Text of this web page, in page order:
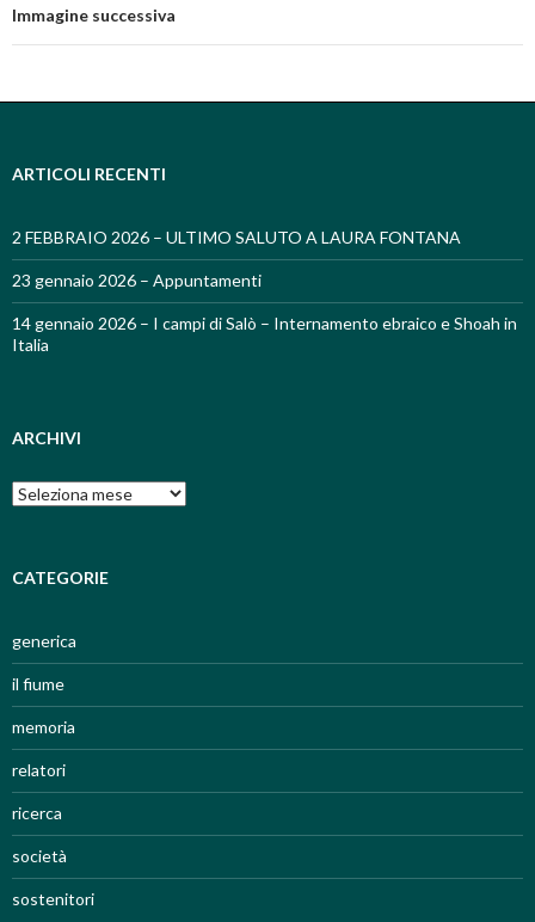
Immagine successiva
ARTICOLI RECENTI
2 FEBBRAIO 2026 – ULTIMO SALUTO A LAURA FONTANA
23 gennaio 2026 – Appuntamenti
14 gennaio 2026 – I campi di Salò – Internamento ebraico e Shoah in
Italia
ARCHIVI
Archivi
CATEGORIE
generica
il fiume
memoria
relatori
ricerca
società
sostenitori